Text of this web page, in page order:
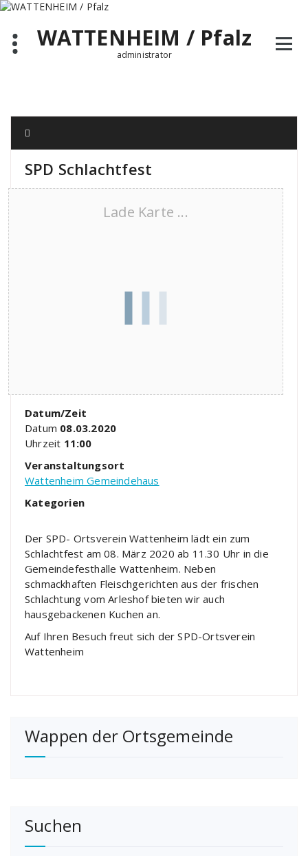
Zum
springenWATTENHEIM / Pfalz
administrator
SPD Schlachtfest
Lade Karte ...
Datum/Zeit
Datum 08.03.2020
Uhrzeit 11:00
Veranstaltungsort
Wattenheim Gemeindehaus
Kategorien
Der SPD- Ortsverein Wattenheim lädt ein zum
Schlachtfest am 08. März 2020 ab 11.30 Uhr in die
Gemeindefesthalle Wattenheim. Neben
schmackhaften Fleischgerichten aus der frischen
Schlachtung vom Arleshof bieten wir auch
hausgebackenen Kuchen an.
Auf Ihren Besuch freut sich der SPD-Ortsverein
Wattenheim
Wappen der Ortsgemeinde
Suchen